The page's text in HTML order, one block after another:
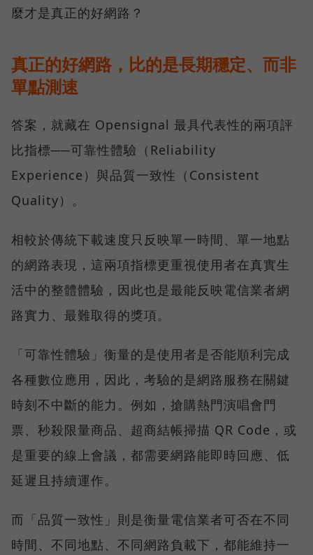
麼才是真正的好網路？
真正的好網路，比的是長期穩定、而非
單點測速
答案，就藏在 Opensignal 最具代表性的兩項評
比指標──可靠性體驗（Reliability
Experience）與品質一致性（Consistent
Quality）。
相較於傳統下載速度只反映單一時間、單一地點
的網路表現，這兩項指標更重視使用者在真實生
活中的整體體驗，因此也是最能反映電信業者網
路實力、最難取得的獎項。
「可靠性體驗」衡量的是使用者是否能順利完成
各種數位應用，因此，考驗的是網路服務在關鍵
時刻不中斷的能力。例如，搶購熱門演唱會門
票、秒殺限量商品、超商結帳掃描 QR Code，或
是重要的線上會議，都需要網路能即時回應、低
延遲且持續運作。
而「品質一致性」則是衡量電信業者可否在不同
時間、不同地點、不同網路負載下，都能維持一